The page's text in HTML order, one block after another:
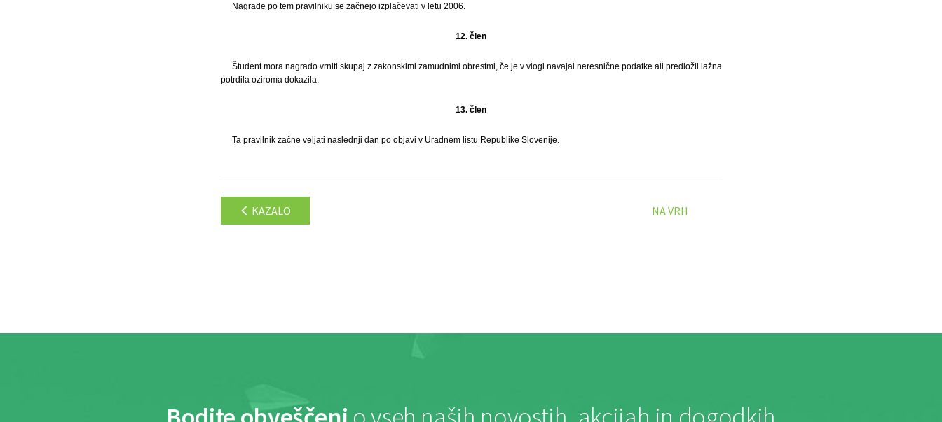
Nagrade po tem pravilniku se začnejo izplačevati v letu 2006.
12. člen
Študent mora nagrado vrniti skupaj z zakonskimi zamudnimi obrestmi, če je v vlogi navajal neresnične podatke ali predložil lažna
potrdila oziroma dokazila.
13. člen
Ta pravilnik začne veljati naslednji dan po objavi v Uradnem listu Republike Slovenije.
KAZALO NA VRH